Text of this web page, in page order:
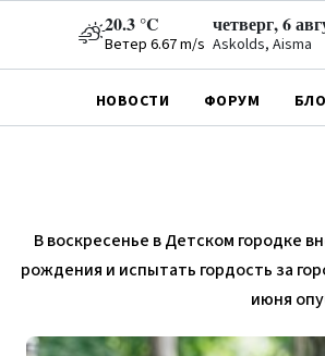
20.3 °C
Ветер 6.67 m/s
четверг, 6
Askolds, Aisma
НОВОСТИ ФОРУМ
В воскресенье в Детском городке
рождения и испытать гордость за
июня